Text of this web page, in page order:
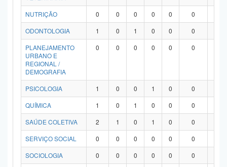
NUTRIÇÃO 0 0 0 0 0 0
ODONTOLOGIA
1 0 1 0 0 0
PLANEJAMENTO
URBANO E
REGIONAL /
DEMOGRAFIA
0 0 0 0 0 0
PSICOLOGIA 1 0 0 1 0 0
QUÍMICA
1 0 1 0 0 0
SAÚDE COLETIVA
2 1 0 1 0 0
SERVIÇO SOCIAL
0 0 0 0 0 0
SOCIOLOGIA
0 0 0 0 0 0